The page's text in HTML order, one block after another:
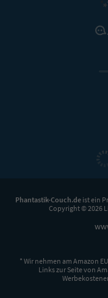
Phantastik-Couch.deist ein
Copyright © 2026
* Wir nehmen am Amazon
Links zur Seite von